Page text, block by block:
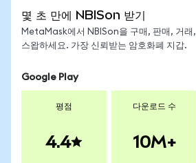
몇 초 만에 NBISon 받기
MetaMask에서 NBISon을 구매, 판매, 거래,
스왑하세요. 가장 신뢰받는 암호화폐 지갑.
Google Play
평점
4.4
다운로드 수
10M+